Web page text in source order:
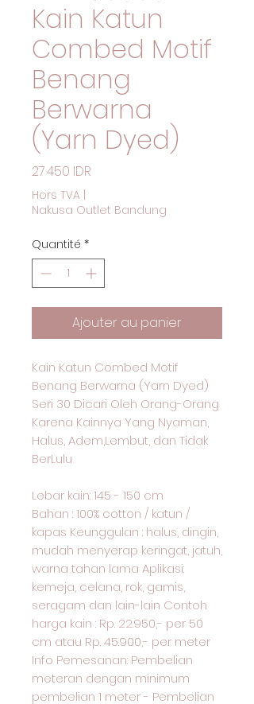
Kain Katun
Combed Motif
Benang
Berwarna
(Yarn Dyed)
27 450 IDR
Hors TVA
Nakusa Outlet Bandung
Quantité *
Ajouter au panier
Kain Katun Combed Motif
Benang Berwarna (Yarn Dyed)
Seri 30 Dicari Oleh Orang-Orang
Karena Kainnya Yang Nyaman,
Halus, Adem,Lembut, dan Tidak
BerLulu
Lebar kain: 145 - 150 cm
Bahan : 100% cotton / katun /
kapas Keunggulan : halus, dingin,
mudah menyerap keringat, jatuh,
warna tahan lama Aplikasi:
kemeja, celana, rok, gamis,
seragam dan lain-lain Contoh
harga kain : Rp. 22.950,- per 50
cm atau Rp. 45.900,- per meter
Info Pemesanan: Pembelian
meteran dengan minimum
pembelian 1 meter - Pembelian